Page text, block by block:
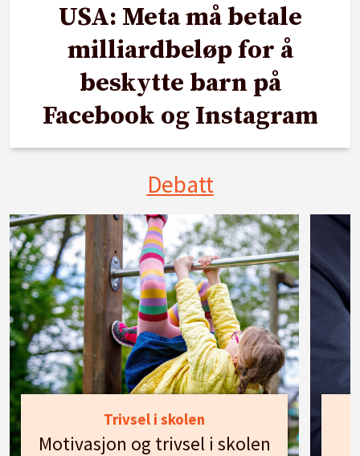
USA: Meta må betale
milliardbeløp for å
beskytte barn på
Facebook og Instagram
Debatt
Trivsel i skolen
Motivasjon og trivsel i skolen